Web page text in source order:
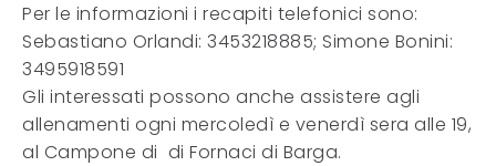
Per le informazioni i recapiti telefonici sono:
Sebastiano Orlandi: 3453218885; Simone Bonini:
3495918591
Gli interessati possono anche assistere agli
allenamenti ogni mercoledì e venerdì sera alle 19,
al Campone di di Fornaci di Barga.